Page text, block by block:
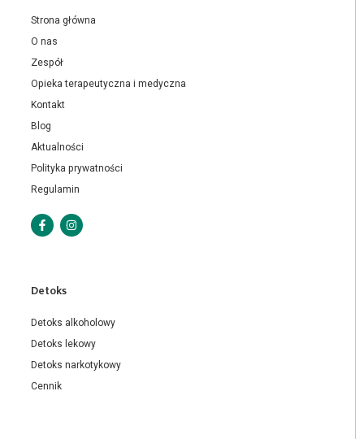
Strona główna
O nas
Zespół
Opieka terapeutyczna i medyczna
Kontakt
Blog
Aktualności
Polityka prywatności
Regulamin
Detoks
Detoks alkoholowy
Detoks lekowy
Detoks narkotykowy
Cennik